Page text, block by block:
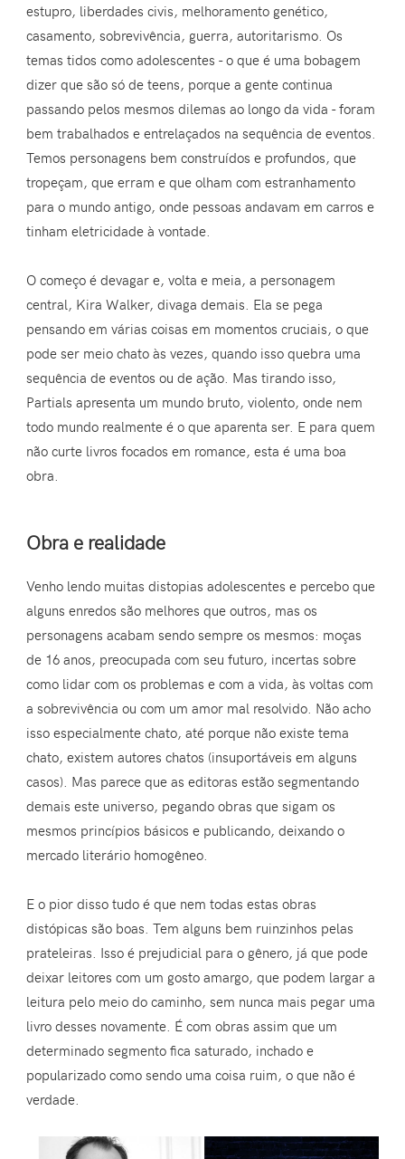
estupro, liberdades civis, melhoramento genético,
casamento, sobrevivência, guerra, autoritarismo. Os
temas tidos como adolescentes - o que é uma bobagem
dizer que são só de teens, porque a gente continua
passando pelos mesmos dilemas ao longo da vida - foram
bem trabalhados e entrelaçados na sequência de eventos.
Temos personagens bem construídos e profundos, que
tropeçam, que erram e que olham com estranhamento
para o mundo antigo, onde pessoas andavam em carros e
tinham eletricidade à vontade.
O começo é devagar e, volta e meia, a personagem
central, Kira Walker, divaga demais. Ela se pega
pensando em várias coisas em momentos cruciais, o que
pode ser meio chato às vezes, quando isso quebra uma
sequência de eventos ou de ação. Mas tirando isso,
Partials apresenta um mundo bruto, violento, onde nem
todo mundo realmente é o que aparenta ser. E para quem
não curte livros focados em romance, esta é uma boa
obra.
Obra e realidade
Venho lendo muitas distopias adolescentes e percebo que
alguns enredos são melhores que outros, mas os
personagens acabam sendo sempre os mesmos: moças
de 16 anos, preocupada com seu futuro, incertas sobre
como lidar com os problemas e com a vida, às voltas com
a sobrevivência ou com um amor mal resolvido. Não acho
isso especialmente chato, até porque não existe tema
chato, existem autores chatos (insuportáveis em alguns
casos). Mas parece que as editoras estão segmentando
demais este universo, pegando obras que sigam os
mesmos princípios básicos e publicando, deixando o
mercado literário homogêneo.
E o pior disso tudo é que nem todas estas obras
distópicas são boas. Tem alguns bem ruinzinhos pelas
prateleiras. Isso é prejudicial para o gênero, já que pode
deixar leitores com um gosto amargo, que podem largar a
leitura pelo meio do caminho, sem nunca mais pegar uma
livro desses novamente. É com obras assim que um
determinado segmento fica saturado, inchado e
popularizado como sendo uma coisa ruim, o que não é
verdade.